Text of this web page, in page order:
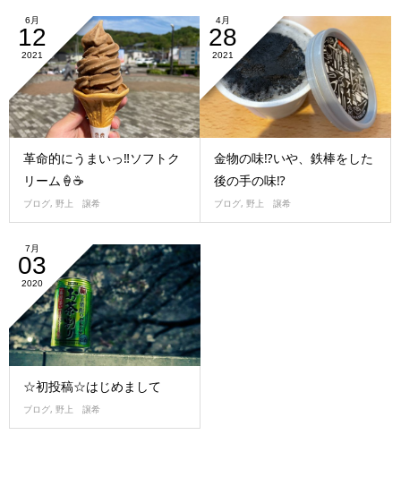
6月
12
2021
革命的にうまいっ‼ソフトク
リーム🍦☕
ブログ, 野上 譲希
4月
28
2021
金物の味⁉いや、鉄棒をした
後の手の味⁉
ブログ, 野上 譲希
7月
03
2020
☆初投稿☆はじめまして
ブログ, 野上 譲希